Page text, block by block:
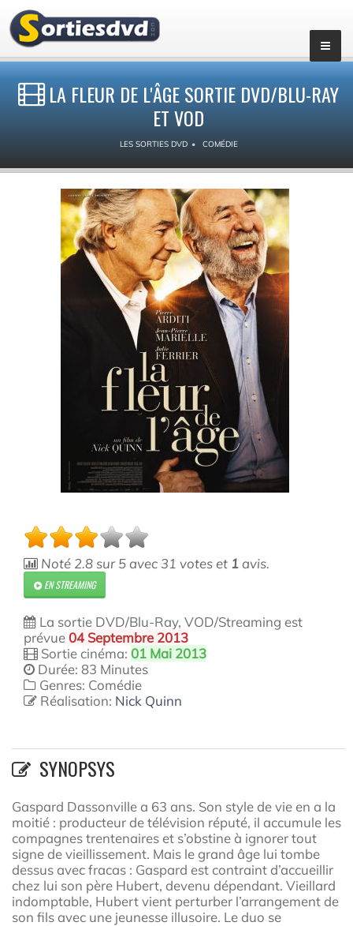
LA FLEUR DE L'ÂGE SORTIE DVD/BLU-RAY
ET VOD
LES SORTIES DVD COMÉDIE
Noté 2.8sur5 avec 31 votes et 1 avis.
EN STREAMING
La sortie DVD/Blu-Ray, VOD/Streaming est
prévue04 Septembre 2013
Sortie cinéma: 01 Mai 2013
Durée: 83 Minutes
Genres: Comédie
Réalisation: Nick Quinn
SYNOPSYS
Gaspard Dassonville a 63 ans. Son style de vie en a la
moitié : producteur de télévision réputé, il accumule les
compagnes trentenaires et s’obstine à ignorer tout
signe de vieillissement. Mais le grand âge lui tombe
dessus avec fracas : Gaspard est contraint d’accueillir
chez lui son père Hubert, devenu dépendant. Vieillard
indomptable, Hubert vient perturber l’arrangement de
son fils avec une jeunesse illusoire. Le duo se